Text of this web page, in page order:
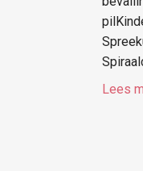
Lees